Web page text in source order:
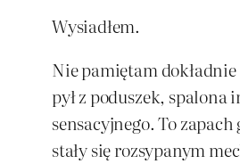
Wysiadłem.
Nie pamiętam
pył z poduszek, spalona
sensacyjnego. To
stały się rozsypanym